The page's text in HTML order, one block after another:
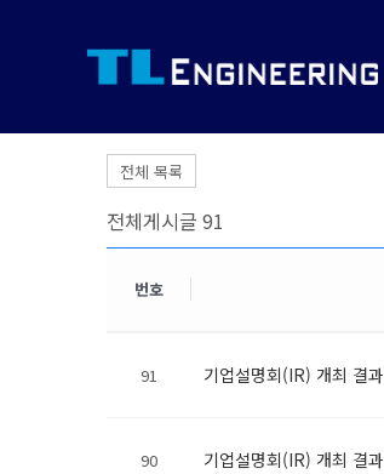
전체 목록
전체게시글 91
번호
91 기업설명회(IR) 개최 결과
90 기업설명회(IR) 개최 결과